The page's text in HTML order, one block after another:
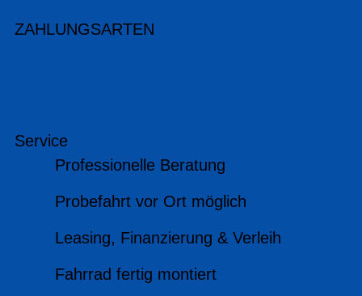
ZAHLUNGSARTEN
Service
Professionelle Beratung
Probefahrt vor Ort möglich
Leasing, Finanzierung & Verleih
Fahrrad fertig montiert